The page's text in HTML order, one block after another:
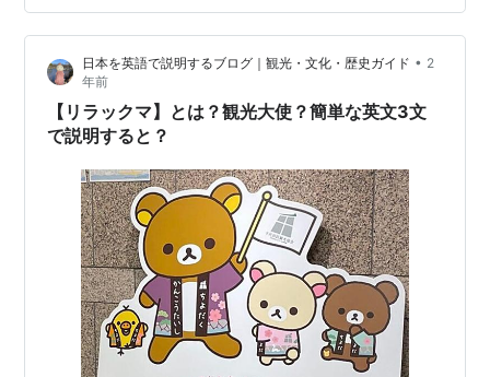
バスです。ひゅ～～かわゆす～～中に入れるのですよ。
お？？なぞのゆるキャラ登場・・めっちゃ歩きにくそう
だった・・ 川崎市バスの「かわさきノルフィン」くんだ
そう・・おつかれさまです。 次はこの子・・顔から手が
生えてるタイプ(;´∀｀) 神奈中…
日本を英語で説明するブログ｜観光・文化・歴史ガイド • 2
年前
【リラックマ】とは？観光大使？簡単な英文3文
で説明すると？